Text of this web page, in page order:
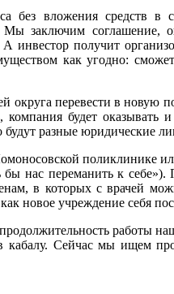
без вложения средств
заключим соглашение,
инвестор получит
как угодно:
округа перевести в
будет
разные юридические
поликлинике
бы нас переманить к
в которых с врачей
новое учреждение себя
работы
Сейчас мы ищем